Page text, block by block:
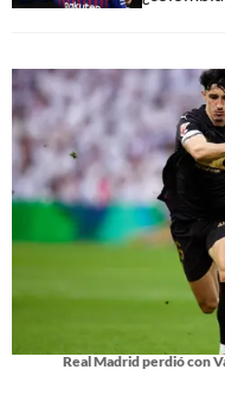
Real Madrid perdió con